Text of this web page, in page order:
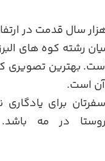
سال قدمت در
کوه های البرز
بهترین تصویری
است.
برای
در مه